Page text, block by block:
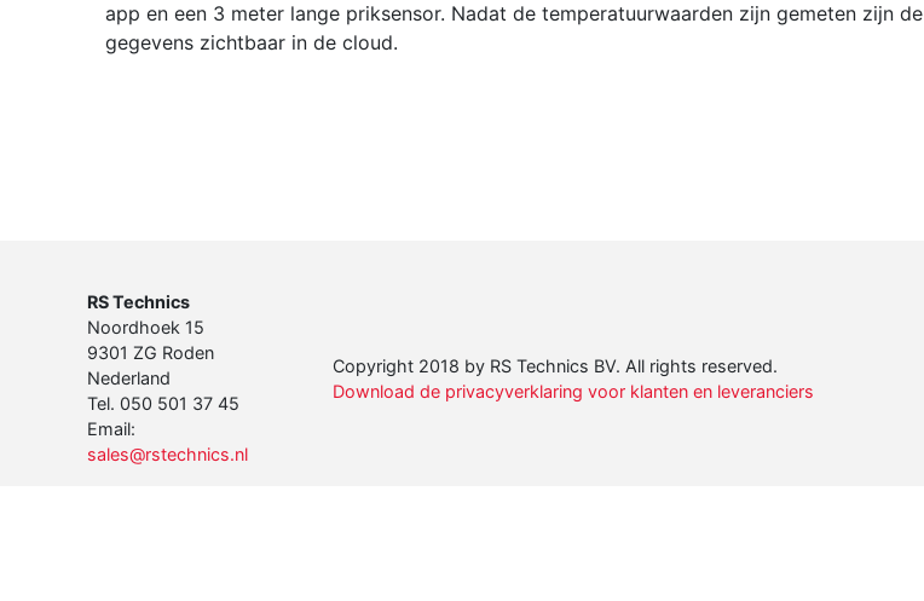
app en een 3 meter lange priksensor. Nadat de temperatuurwaarden zijn gemeten zijn de
gegevens zichtbaar in de cloud.
RS Technics
Noordhoek 15
9301 ZG Roden
Nederland
Tel. 050 501 37 45
Email:
sales@rstechnics.nl
Copyright 2018 by RS Technics BV. All rights reserved.
Download de privacyverklaring voor klanten en leveranciers